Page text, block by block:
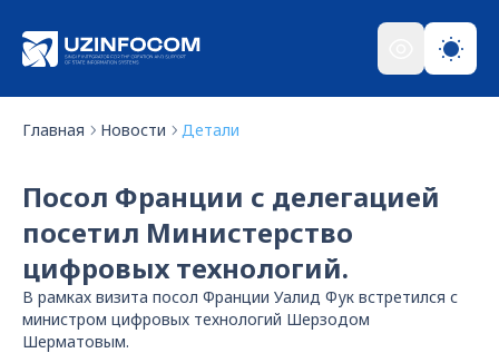
Главная Новости Детали
Посол Франции с делегацией
посетил Министерство
цифровых технологий.
В рамках визита посол Франции Уалид Фук встретился с
министром цифровых технологий Шерзодом
Шерматовым.